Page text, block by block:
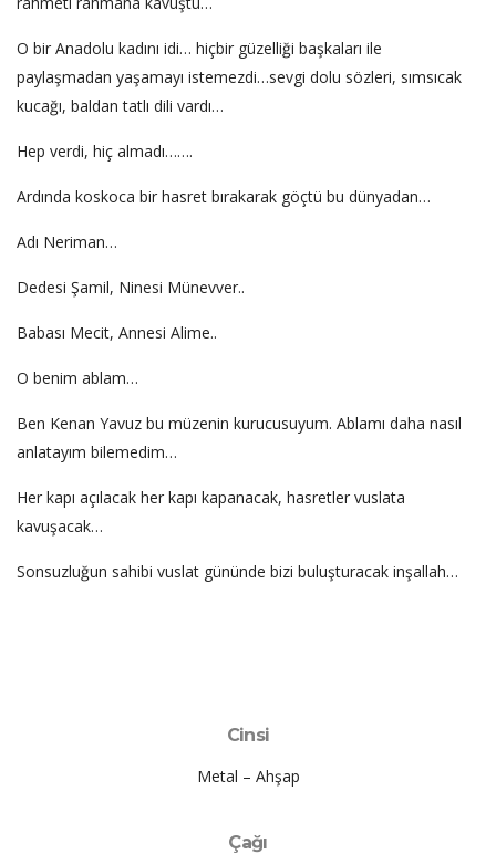
O bir Anadolu kadını idi… hiçbir güzelliği başkaları ile
paylaşmadan yaşamayı istemezdi…sevgi dolu sözleri, sımsıcak
kucağı, baldan tatlı dili vardı…
Hep verdi, hiç almadı…….
Ardında koskoca bir hasret bırakarak göçtü bu dünyadan…
Adı Neriman…
Dedesi Şamil, Ninesi Münevver..
Babası Mecit, Annesi Alime..
O benim ablam…
Ben Kenan Yavuz bu müzenin kurucusuyum. Ablamı daha nasıl
anlatayım bilemedim…
Her kapı açılacak her kapı kapanacak, hasretler vuslata
kavuşacak…
Sonsuzluğun sahibi vuslat gününde bizi buluşturacak inşallah…
Cinsi
Metal – Ahşap
Çağı